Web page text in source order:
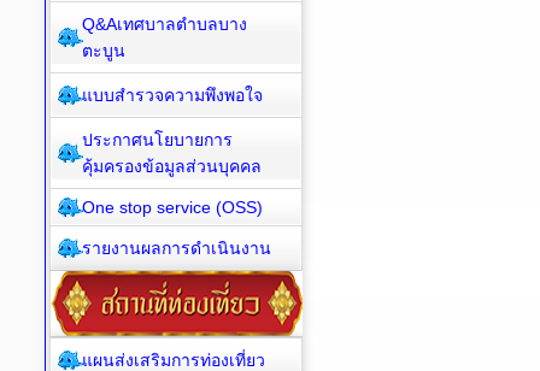
Q&Aเทศบาลตำบลบาง
ตะบูน
แบบสำรวจความพึงพอใจ
ประกาศนโยบายการ
คุ้มครองข้อมูลส่วนบุคคล
One stop service (OSS)
รายงานผลการดำเนินงาน
แผนส่งเสริมการท่องเที่ยว